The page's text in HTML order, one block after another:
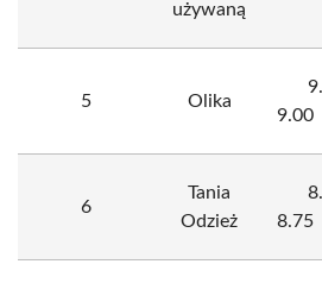
używaną
5 Olika
9.00
6
Tania
Odzież
8.75